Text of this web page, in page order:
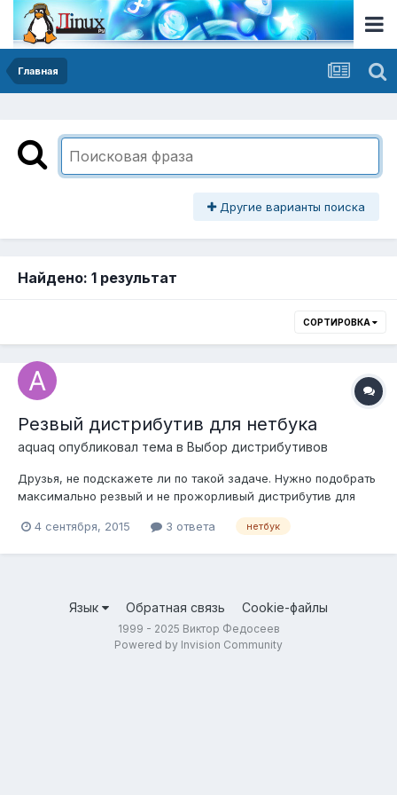
Главная
Другие варианты поиска
Найдено: 1 результат
СОРТИРОВКА
Резвый дистрибутив для нетбука
aquaq опубликовал тема в Выбор дистрибутивов
Друзья, не подскажете ли по такой задаче. Нужно подобрать
максимально резвый и не прожорливый дистрибутив для
музыка, документы), плюс - понадобится виртуальная
4 сентября, 2015 3 ответа нетбук
Язык Обратная связь Cookie-файлы
1999 - 2025 Виктор Федосеев
Powered by Invision Community